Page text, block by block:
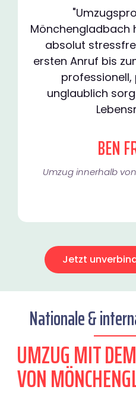
Mönchengladbach
absolut
ersten Anruf bis
professionell,
unglaublich
BEN
Umzug innerhalb
Jetzt
Nationale &
UMZUG MIT
VON